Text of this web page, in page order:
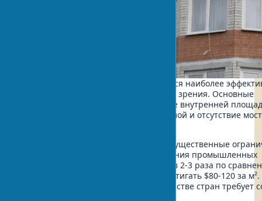
Утепление балкона снаружи считается наиболее
решением с теплотехнической точки зрения. Основные
преимущества включают сохранение внутренней
смещение точки росы в наружный слой и отсутствие
Однако наружное утепление имеет существенные
Работы на высоте требуют привлечения промышленных
альпинистов. Стоимость возрастает в 2-3 раза по
внутренним утеплением и может достигать $80-120 за
изменение фасада здания в большинстве стран требует